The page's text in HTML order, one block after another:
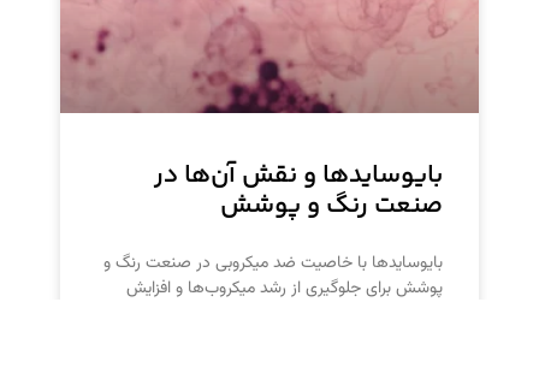
بایوسایدها و نقش آن‌ها در
صنعت رنگ و پوشش
بایوسایدها با خاصیت ضد میکروبی در صنعت رنگ و
پوشش برای جلوگیری از رشد میکروب‌ها و افزایش